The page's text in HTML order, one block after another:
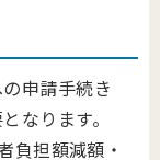
申請手続き
なります。
担額減額・